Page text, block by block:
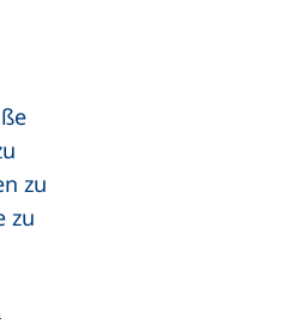
zu
zu